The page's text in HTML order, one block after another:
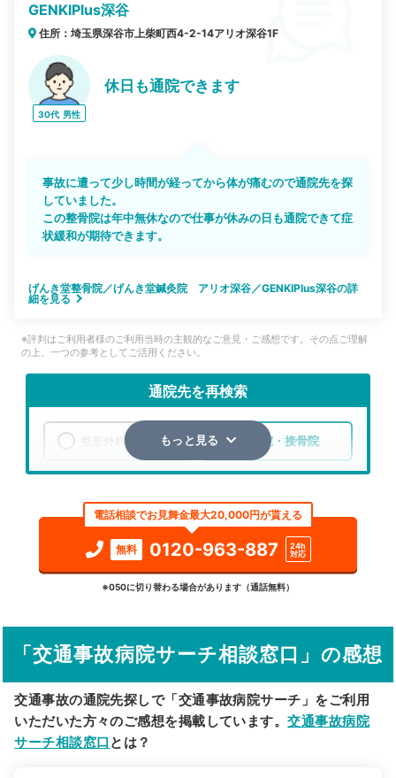
GENKIPlus深谷
住所：埼玉県深谷市上柴町西4-2-14アリオ深谷1F
30代 男性
休日も通院できます
事故に遭って少し時間が経ってから体が痛むので通院先を探
していました。
この整骨院は年中無休なので仕事が休みの日も通院できて症
状緩和が期待できます。
げんき堂整骨院／げんき堂鍼灸院 アリオ深谷／GENKIPlus深谷の詳
細を見る
※評判はご利用者様のご利用当時の主観的なご意見・ご感想です。その点ご理解
の上、一つの参考としてご活用ください。
通院先を再検索
整形外科 整骨院・接骨院
検索する
詳細条件で絞り込む
駅から探す 院名から探す
もっと見る
電話相談でお見舞金最大20,000円が貰える
無料 0120-963-887
24h
対応
※050に切り替わる場合があります（通話無料）
「交通事故病院サーチ相談窓口」の感想
交通事故の通院先探しで「交通事故病院サーチ」をご利用
いただいた方々のご感想を掲載しています。交通事故病院
サーチ相談窓口 とは？